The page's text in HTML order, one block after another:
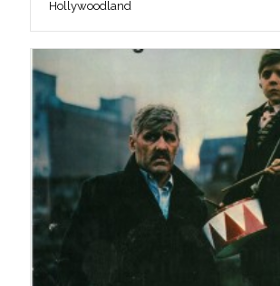
Hollywoodland